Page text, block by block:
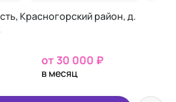
Красногорский район, д.
от 30 000 ₽
в месяц